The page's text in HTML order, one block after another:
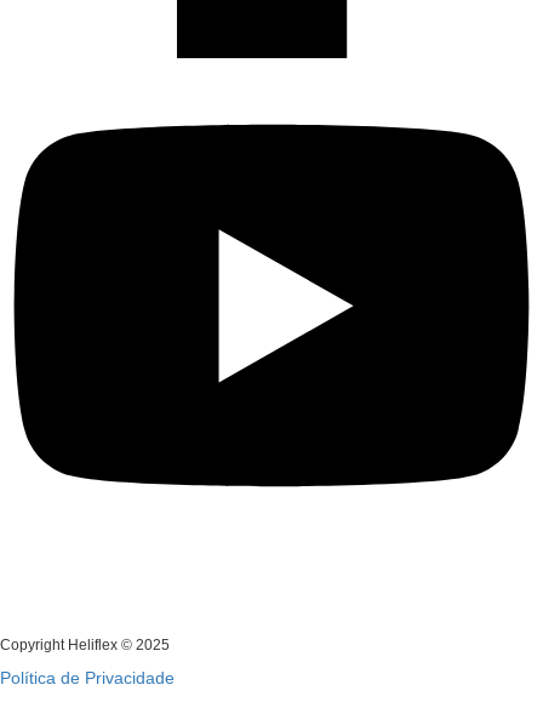
Copyright Heliflex © 2025
Política de Privacidade